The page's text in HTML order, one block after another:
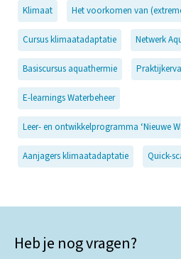
Klimaat Het voorkomen van
Cursus klimaatadaptatie Netwerk
Basiscursus aquathermie
E-learnings Waterbeheer
Leer- en ontwikkelprogramma ‘Nieuwe
Aanjagers klimaatadaptatie Quick-
Heb je nog vragen?